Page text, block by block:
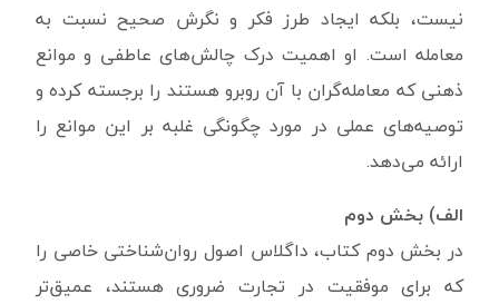
نیست، بلکه ایجاد طرز فکر و نگرش صحیح نسبت به
معامله است. او اهمیت درک چالش‌های عاطفی و موانع
ذهنی که معامله‌گران با آن روبرو هستند را برجسته کرده و
توصیه‌های عملی در مورد چگونگی غلبه بر این موانع را
ارائه می‌دهد.
الف) بخش دوم
در بخش دوم کتاب، داگلاس اصول روان‌شناختی خاصی را
که برای موفقیت در تجارت ضروری هستند، عمیق‌تر